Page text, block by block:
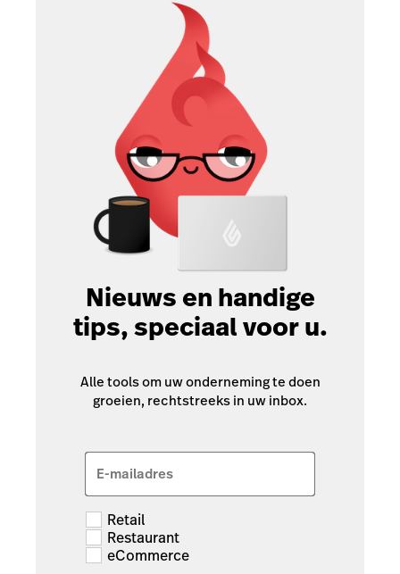
Nieuws en handige
tips, speciaal voor u.
Alle tools om uw onderneming te doen
groeien, rechtstreeks in uw inbox.
E-mailadres
Retail
Restaurant
eCommerce